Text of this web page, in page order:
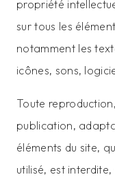
propriété
sur tous les
notamment les
icônes, sons,
Toute
publication,
éléments du site,
utilisé, est